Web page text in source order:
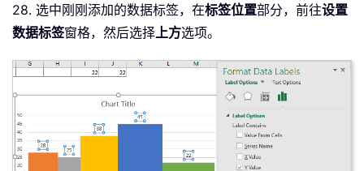
28. 选中刚刚添加的数据标签，在标签位置部分，前往设置
数据标签窗格，然后选择 上方选项。